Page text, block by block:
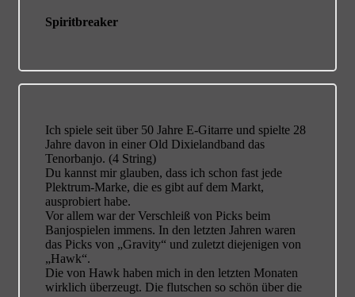
Spiritbreaker
Ich spiele seit über 50 Jahre E-Gitarre und spielte 28
Jahre davon in einer Old Dixielandband das
Tenorbanjo. (4 String)
Du kannst mir glauben, dass ich schon fast jede
Plektrum-Marke, die es gibt auf dem Markt,
ausprobiert habe.
Vor allem war der Verschleiß von Picks beim
Banjospielen immens. In den letzten Jahren waren
das Picks von „Gravity“ und zuletzt diejenigen von
„Hawk“.
Die von Hawk haben mich in den letzten Monaten
wirklich überzeugt. Die flutschen so schön über die